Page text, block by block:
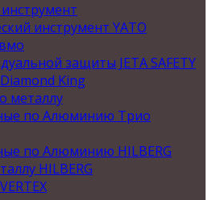
инструмент YATO
защиты JETA SAFETY
King
металлу
по Алюминию Трио
по Алюминию HILBERG
HILBERG